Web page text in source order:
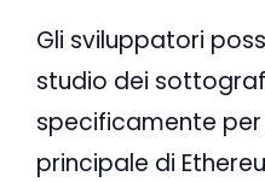
Gli sviluppatori
studio dei
specificamente
principale di